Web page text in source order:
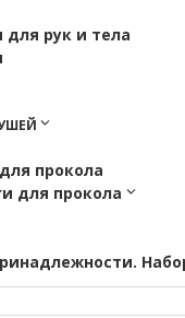
для рук и тела
прокола
для прокола